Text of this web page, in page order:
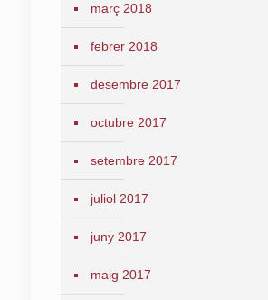
març 2018
febrer 2018
desembre 2017
octubre 2017
setembre 2017
juliol 2017
juny 2017
maig 2017